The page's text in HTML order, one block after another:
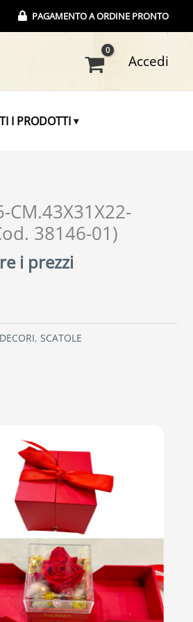
PAGAMENTO A ORDINE PRONTO
Accedi
I PRODOTTI
CM.43X31X22-
38146-01)
i prezzi
, SCATOLE